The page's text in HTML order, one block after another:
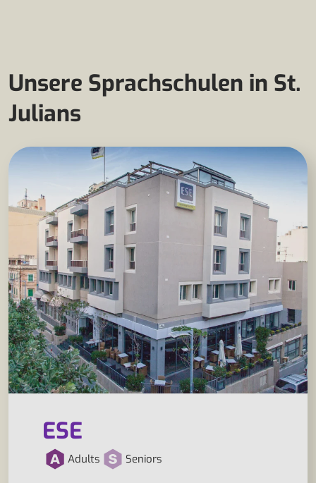
Unsere Sprachschulen in St.
Julians
ESE
Adults Seniors